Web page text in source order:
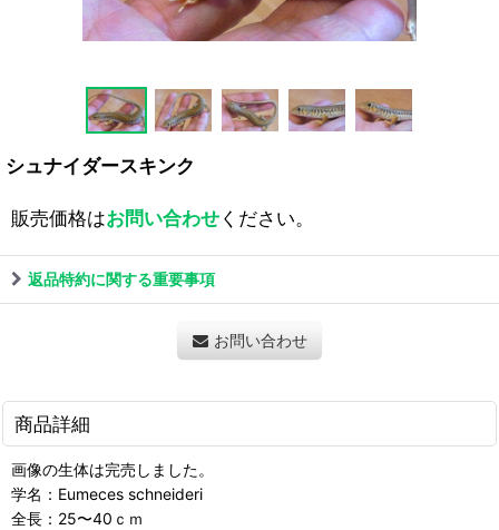
シュナイダースキンク
販売価格はお問い合わせください。
返品特約に関する重要事項
お問い合わせ
商品詳細
画像の生体は完売しました。
学名：Eumeces schneideri
全長：25〜40ｃｍ